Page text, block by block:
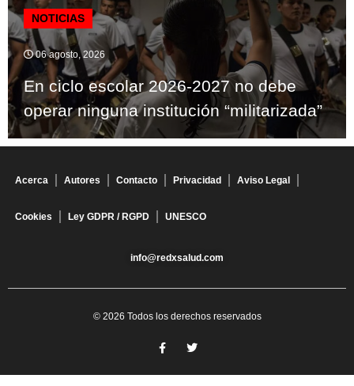
NOTICIAS
06 agosto, 2026
En ciclo escolar 2026-2027 no debe
operar ninguna institución “militarizada”
Acerca Autores Contacto Privacidad Aviso Legal
Cookies Ley GDPR / RGPD UNESCO
info@redxsalud.com
© 2026 Todos los derechos reservados